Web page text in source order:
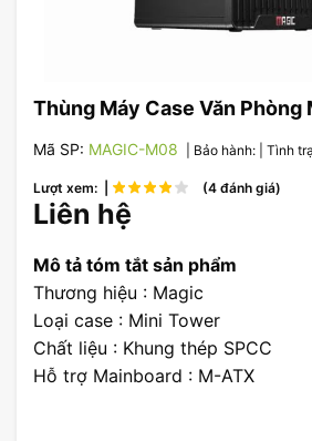
Thùng Máy Case Văn Phòng
Mã SP: MAGIC-M08 | Bảo hành: | Tình
Lượt xem: | (4 đánh giá)
Liên hệ
Mô tả tóm tắt sản phẩm
Thương hiệu : Magic
Loại case : Mini Tower
Chất liệu : Khung thép SPCC
Hỗ trợ Mainboard : M-ATX